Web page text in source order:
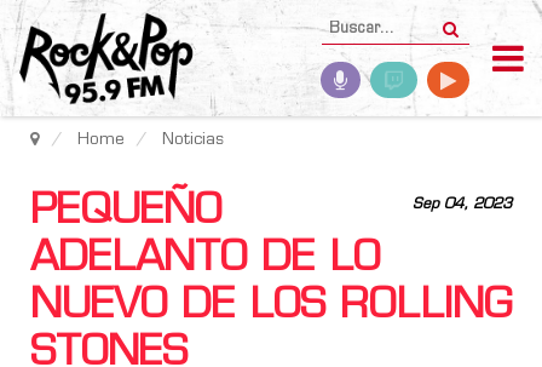
Home Noticias
Sep 04, 2023
PEQUEÑO
ADELANTO DE LO
NUEVO DE LOS ROLLING
STONES